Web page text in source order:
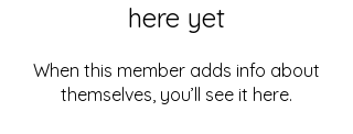
here yet
When this member adds info about
themselves, you’ll see it here.